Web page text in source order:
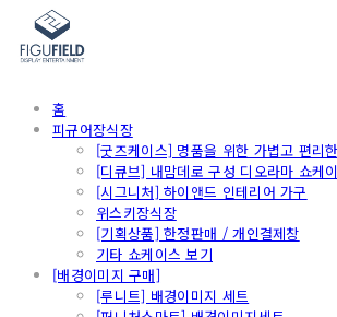
홈
피규어장식장
[굿즈케이스] 명품을 위한 가볍고 편리
[디큐브] 내맘데로 구성 디오라마 쇼케
[시그니처] 하이앤드 인테리어 가구
위스키장식장
[기획상품] 한정판매 / 개인결제창
기타 쇼케이스 보기
[배경이미지 구매]
[루니트] 배경이미지 세트